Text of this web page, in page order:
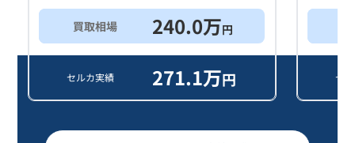
買取相場 240.0万円
セルカ実績 271.1万円 セ